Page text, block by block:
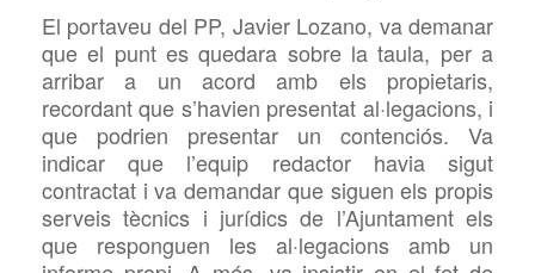
El portaveu del PP, Javier Lozano, va demanar
que el punt es quedara sobre la taula, per a
arribar a un acord amb els propietaris,
recordant que s’havien presentat al·legacions, i
que podrien presentar un contenciós. Va
indicar que l’equip redactor havia sigut
contractat i va demandar que siguen els propis
serveis tècnics i jurídics de l’Ajuntament els
que responguen les al·legacions amb un